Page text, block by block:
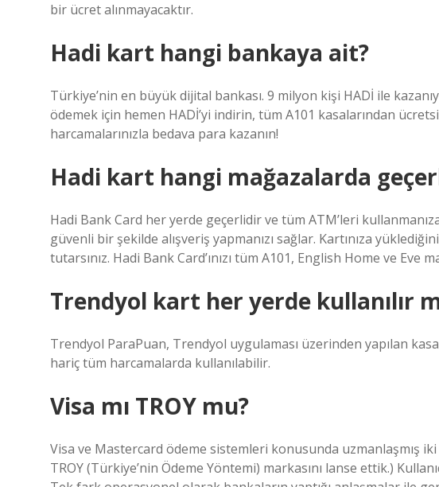
bir ücret alınmayacaktır.
Hadi kart hangi bankaya ait?
Türkiye’nin en büyük dijital bankası. 9 milyon kişi HADİ ile
ödemek için hemen HADİ’yi indirin, tüm A101 kasalarından
harcamalarınızla bedava para kazanın!
Hadi kart hangi mağazalarda
Hadi Bank Card her yerde geçerlidir ve tüm ATM’leri
güvenli bir şekilde alışveriş yapmanızı sağlar. Kartınıza
tutarsınız. Hadi Bank Card’ınızı tüm A101, English Home ve Eve
Trendyol kart her yerde kullanılır
Trendyol ParaPuan, Trendyol uygulaması üzerinden yapılan
hariç tüm harcamalarda kullanılabilir.
Visa mı TROY mu?
Visa ve Mastercard ödeme sistemleri konusunda uzmanlaşmış
TROY (Türkiye’nin Ödeme Yöntemi) markasını lanse ettik.)